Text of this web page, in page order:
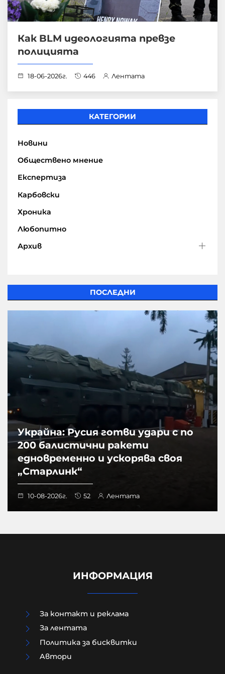
Как BLM идеологията превзе
полицията
18-06-2026г. 446 Лентата
КАТЕГОРИИ
Новини
Обществено мнение
Експертиза
Карбовски
Хроника
Любопитно
Архив
ПОСЛЕДНИ
Украйна: Русия готви удари с по
200 балистични ракети
едновременно и ускорява своя
„Старлинк“
10-08-2026г. 52 Лентата
„Утре ще ме видиш на живо“:
изтече предполагаем чат между
Кузев и 17-годишното момиче
ИНФОРМАЦИЯ
За контакт и реклама
За лентата
Политика за бисквитки
Aвтори